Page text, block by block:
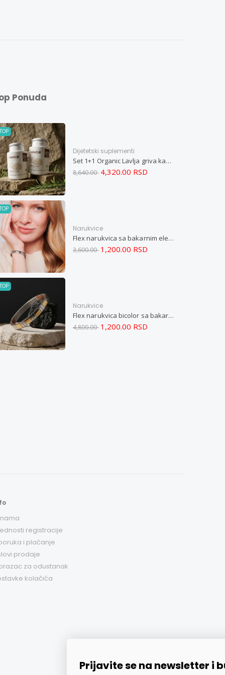
Ponuda
TOP
Dijetetski suplementi
Set 1+1 Organic Lavlja griva kapsule -Hericium ekstrakt 60
8,640.00 4,320.00 RSD
TOP
Narukvice
Flex narukvica sa bakarnim elementima M
3,600.00 1,200.00 RSD
TOP
Narukvice
Flex narukvica bicolor sa bakarnim elementima XL
4,800.00 1,200.00 RSD
registracije
i plaćanje
prodaje
za odustanak
kolačića